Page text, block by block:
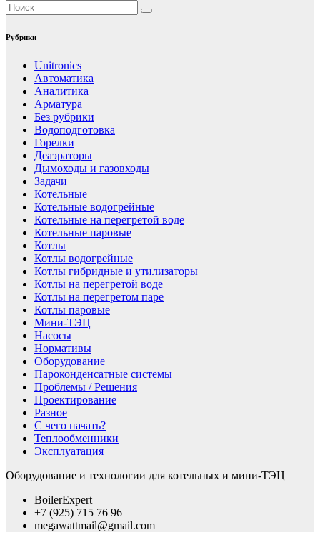
Рубрики
Unitronics
Автоматика
Аналитика
Арматура
Без рубрики
Водоподготовка
Горелки
Деаэраторы
Дымоходы и газовходы
Задачи
Котельные
Котельные водогрейные
Котельные на перегретой воде
Котельные паровые
Котлы
Котлы водогрейные
Котлы гибридные и утилизаторы
Котлы на перегретой воде
Котлы на перегретом паре
Котлы паровые
Мини-ТЭЦ
Насосы
Нормативы
Оборудование
Пароконденсатные системы
Проблемы / Решения
Проектирование
Разное
С чего начать?
Теплообменники
Эксплуатация
Оборудование и технологии для котельных и мини-ТЭЦ
BoilerExpert
+7 (925) 715 76 96
megawattmail@gmail.com